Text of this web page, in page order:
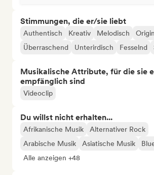
Stimmungen, die er/sie liebt
Authentisch Kreativ Melodisch
Überraschend
Unterirdisch Fesselnd
Musikalische Attribute, für die sie
empfänglich sind
Videoclip
Du willst nicht erhalten...
Afrikanische Musik
Alternativer Rock
Arabische Musik
Asiatische Musik
Alle anzeigen +48